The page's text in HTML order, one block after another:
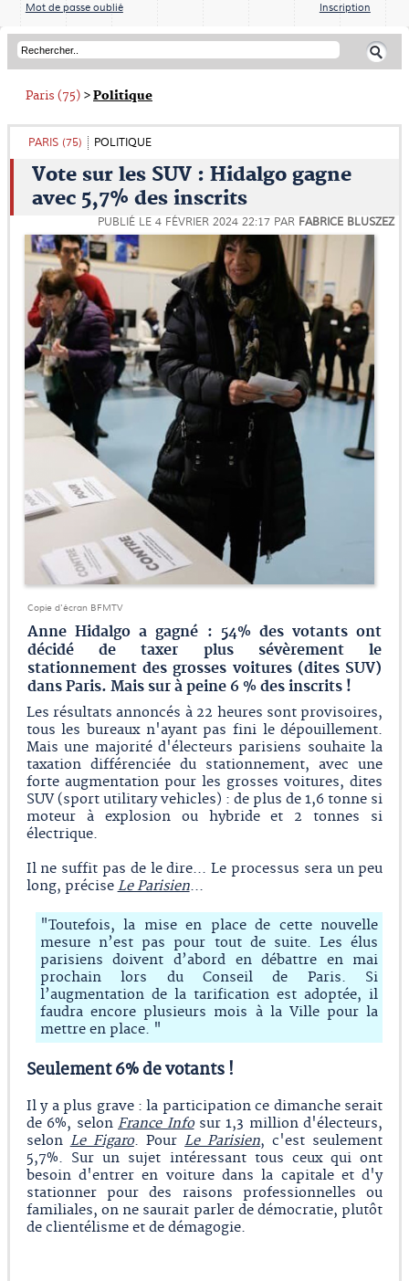
Mot de passe oublié Inscription
Paris (75) >Politique
PARIS (75) POLITIQUE
Vote sur les SUV : Hidalgo gagne
avec 5,7% des inscrits
PUBLIÉ LE 4 FÉVRIER 2024 22:17 PAR FABRICE BLUSZEZ
Copie d'écran BFMTV
Anne Hidalgo a gagné : 54% des votants ont
décidé de taxer plus sévèrement le
stationnement des grosses voitures (dites SUV)
dans Paris. Mais sur à peine 6 % des inscrits !
Les résultats annoncés à 22 heures sont provisoires,
tous les bureaux n'ayant pas fini le dépouillement.
Mais une majorité d'électeurs parisiens souhaite la
taxation différenciée du stationnement, avec une
forte augmentation pour les grosses voitures, dites
SUV (sport utilitary vehicles) : de plus de 1,6 tonne si
moteur à explosion ou hybride et 2 tonnes si
électrique.
Il ne suffit pas de le dire... Le processus sera un peu
long, précise Le Parisien...
"Toutefois, la mise en place de cette nouvelle
mesure n’est pas pour tout de suite. Les élus
parisiens doivent d’abord en débattre en mai
prochain lors du Conseil de Paris. Si
l’augmentation de la tarification est adoptée, il
faudra encore plusieurs mois à la Ville pour la
mettre en place. "
Seulement 6% de votants !
Il y a plus grave : la participation ce dimanche serait
de 6%, selonFrance Infosur 1,3 million d'électeurs,
selon Le Figaro. PourLe Parisien, c'est seulement
5,7%. Sur un sujet intéressant tous ceux qui ont
besoin d'entrer en voiture dans la capitale et d'y
stationner pour des raisons professionnelles ou
familiales, on ne saurait parler de démocratie, plutôt
de clientélisme et de démagogie.